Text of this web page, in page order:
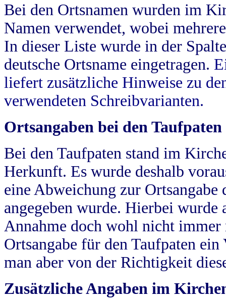
Bei den Ortsnamen wurden im
Namen verwendet, wobei
In dieser Liste wurde in der
deutsche Ortsname eingetragen.
liefert zusätzliche Hinweise zu
verwendeten Schreibvarianten.
Ortsangaben bei den Taufpaten
Bei den Taufpaten stand im
Herkunft. Es wurde deshalb
eine Abweichung zur
angegeben wurde. Hierbei wurde
Annahme doch wohl nicht
Ortsangabe für den Taufpaten
man aber von der Richtigkeit
Zusätzliche Angaben im